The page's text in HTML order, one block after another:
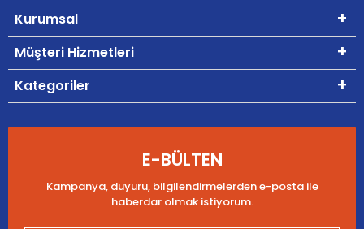
Kurumsal
Müşteri Hizmetleri
Kategoriler
E-BÜLTEN
Kampanya, duyuru, bilgilendirmelerden e-posta ile
haberdar olmak istiyorum.